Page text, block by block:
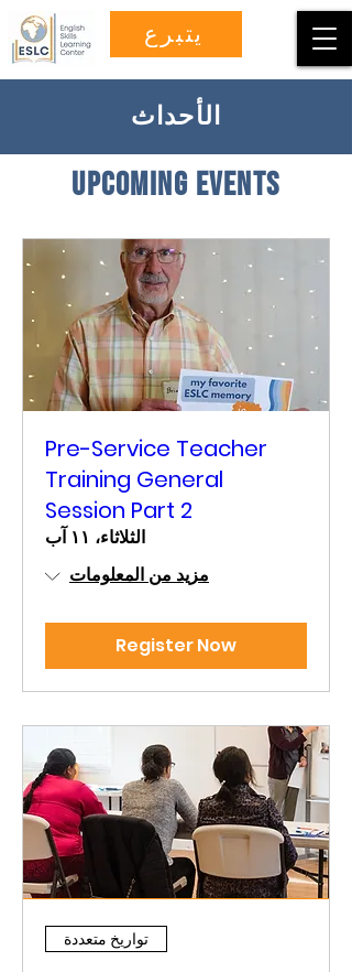
يتبرع
الأحداث
upcoming events
Pre-Service Teacher
Training General
Session Part 2
الثلاثاء، ١١ آب
مزيد من المعلومات
Register Now
تواريخ متعددة